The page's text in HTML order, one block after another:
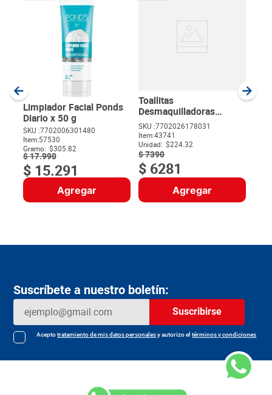
Limpiador Facial Ponds
Diario x 50 g
SKU :7702006301480
Item:57530
Gramo: $305.82
$17.990
$ 15.291
Agregar
Toallitas
Desmaquilladoras
Pomys Basic x 28 unds
SKU :7702026178031
Item:43741
Unidad: $224.32
$7390
$ 6281
Agregar
Suscríbete a nuestro boletín:
Suscribirse
Aceptotratamiento de mis datos personalesy autorizo eltérminos y condiciones